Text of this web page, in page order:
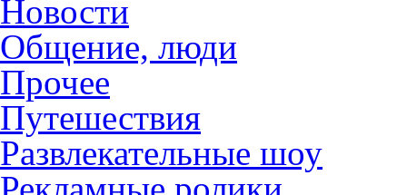
Новости
Общение, люди
Прочее
Путешествия
Развлекательные шоу